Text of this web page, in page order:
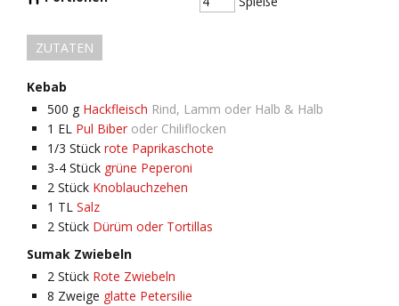
ZUTATEN
Kebab
500 g Hackfleisch Rind, Lamm oder Halb & Halb
1 EL Pul Biber oder Chiliflocken
1/3 Stück rote Paprikaschote
3-4 Stück grüne Peperoni
2 Stück Knoblauchzehen
1 TL Salz
2 Stück Dürüm oder Tortillas
Sumak Zwiebeln
2 Stück Rote Zwiebeln
8 Zweige glatte Petersilie